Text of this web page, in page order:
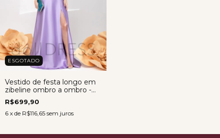
ESGOTADO
Vestido de festa longo em
zibeline ombro a ombro -
Vestido Aurora LAVANDA
R$699,90
6 x de R$116,65 sem juros